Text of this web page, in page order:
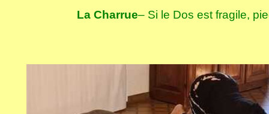
La Charrue– Si le Dos est fragile,